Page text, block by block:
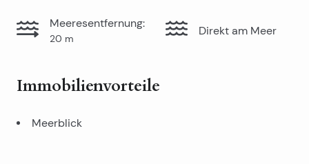
Meeresentfernung:
20 m
Direkt am Meer
Immobilienvorteile
Meerblick